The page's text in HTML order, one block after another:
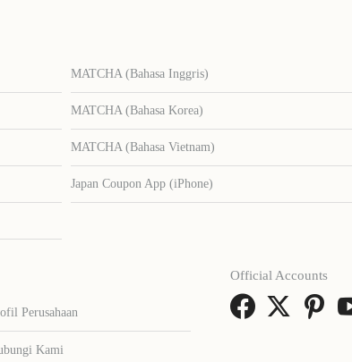
MATCHA (Bahasa Inggris)
MATCHA (Bahasa Korea)
MATCHA (Bahasa Vietnam)
Japan Coupon App (iPhone)
Perusahaan
Kami
Official Accounts